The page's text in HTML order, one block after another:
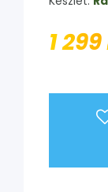
1 299